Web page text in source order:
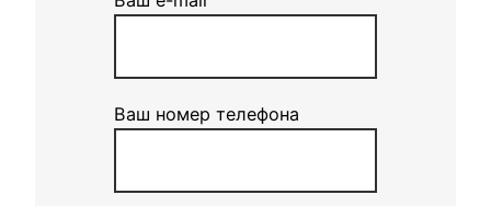
Ваш номер телефона